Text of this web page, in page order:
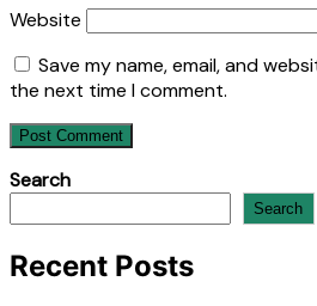
Website
Save my name, email, and
the next time I comment.
Search
Search
Recent Posts